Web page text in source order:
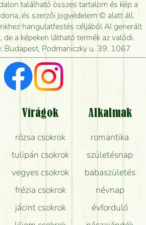
tudják elkészíteni a csokrot, és
leghamarabb kiszállítani?
keresek, van önöknél?
kapok a virágküldésről?
kapom, ami a képen van?
virágcsokrok szállításáról?
legtovább friss a csokor?
koszorút vásárolni boltban?
található összes tartalom és kép a
és szerzői jogvédelem © alatt áll.
hangulatfestés céljából AI generált
de a képeken látható termék az valódi.
Budapest, Podmaniczky u. 39. 1067
Virágok
rózsa csokrok
tulipán csokrok
vegyes csokrok
frézia csokrok
jácint csokrok
Alkalmak
romantika
születésnap
babaszületés
névnap
évforduló